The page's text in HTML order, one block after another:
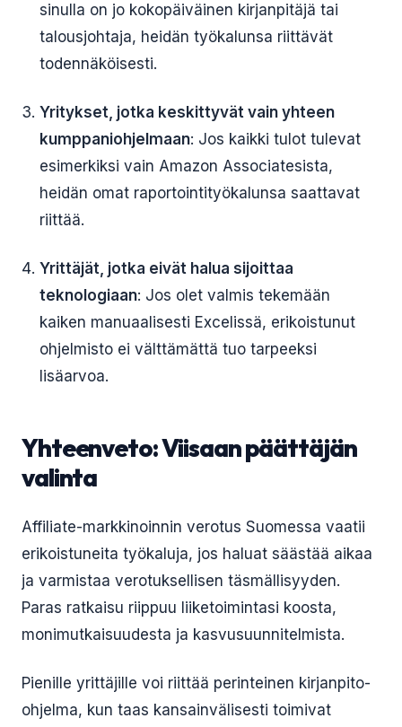
sinulla on jo kokopäiväinen kirjanpitäjä tai
talousjohtaja, heidän työkalunsa riittävät
todennäköisesti.
Yritykset, jotka keskittyvät vain yhteen
kumppaniohjelmaan: Jos kaikki tulot tulevat
esimerkiksi vain Amazon Associatesista,
heidän omat raportointityökalunsa saattavat
riittää.
Yrittäjät, jotka eivät halua sijoittaa
teknologiaan: Jos olet valmis tekemään
kaiken manuaalisesti Excelissä, erikoistunut
ohjelmisto ei välttämättä tuo tarpeeksi
lisäarvoa.
Yhteenveto: Viisaan päättäjän
valinta
Affiliate-markkinoinnin verotus Suomessa vaatii
erikoistuneita työkaluja, jos haluat säästää aikaa
ja varmistaa verotuksellisen täsmällisyyden.
Paras ratkaisu riippuu liiketoimintasi koosta,
monimutkaisuudesta ja kasvusuunnitelmista.
Pienille yrittäjille voi riittää perinteinen kirjanpito-
ohjelma, kun taas kansainvälisesti toimivat